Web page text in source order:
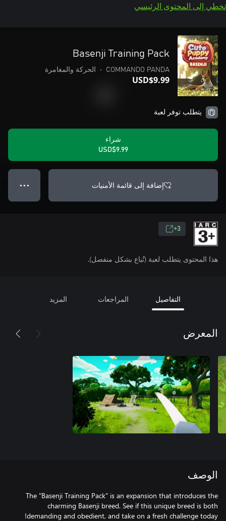
تخطي إلى المحتوى الرئيسي
Basenji Training Pack
COMMANDO PANDA
• الحركة والمغامرة
USD$9.99
يتطلب توفر لعبة
شراء
USD$9.99
إضافة إلى قائمة الأمنيات ● ● ●
3+
هذا المحتوى يتطلب لعبة (تُباع بشكل منفصل).
التفاصيل المراجعات المزيد
المعرض
الوصف
The "Basenji Training Pack" is an expansion that introduces the
charming Basenji breed. See if this unique breed is both
demanding and obedient, and take on a fresh challenge today!